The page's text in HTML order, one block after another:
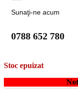
Sunaţi-ne acum
0788 652 780
Stoc epuizat